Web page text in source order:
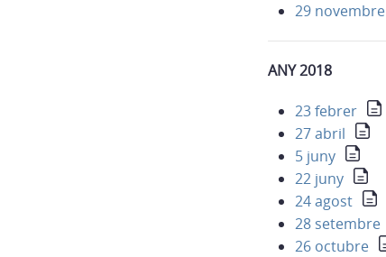
29 novembre
ANY 2018
23 febrer
27 abril
5 juny
22 juny
24 agost
28 setembre
26 octubre